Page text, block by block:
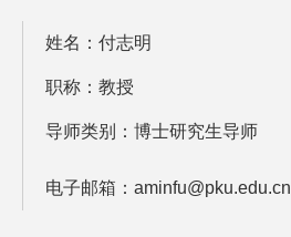
姓名：付志明
职称：教授
导师类别：博士研究生导师
电子邮箱：aminfu@pku.edu.cn